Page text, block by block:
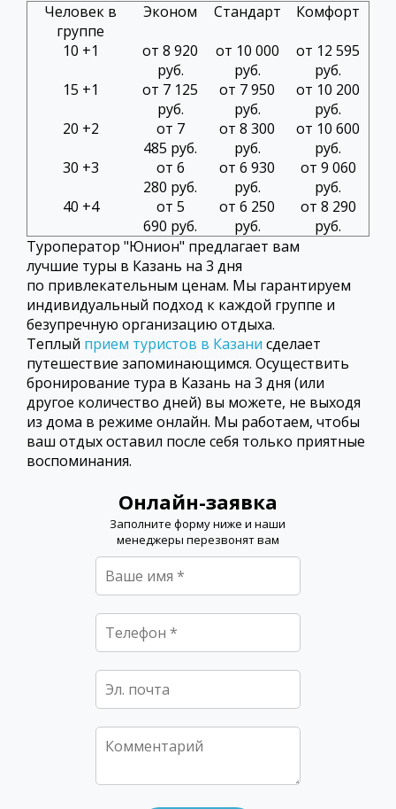
Человек в
группе
Эконом Стандарт
Комфорт
10 +1
от 8 920
руб.
от 10 000
руб.
от 12 595
руб.
15 +1
от 7 125
руб.
от 7 950
руб.
от 10 200
руб.
20 +2
от 7
485 руб.
от 8 300
руб.
от 10 600
руб.
30 +3
от 6
280 руб.
от 6 930
руб.
от 9 060
руб.
40 +4
от 5
690 руб.
от 6 250
руб.
от 8 290
руб.
Туроператор "Юнион" предлагает вам
лучшие туры в Казань на 3 дня
по привлекательным ценам. Мы гарантируем
индивидуальный подход к каждой группе и
безупречную организацию отдыха.
Теплый прием туристов в Казани сделает
путешествие запоминающимся. Осуществить
бронирование тура в Казань на 3 дня (или
другое количество дней) вы можете, не выходя
из дома в режиме онлайн. Мы работаем, чтобы
ваш отдых оставил после себя только приятные
воспоминания.
Онлайн-заявка
Заполните форму ниже и наши
менеджеры перезвонят вам